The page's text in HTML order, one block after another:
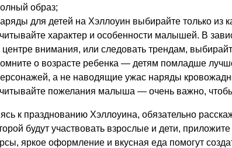
образ;
для детей на Хэллоуин выбирайте только из
характер и особенности малышей. В
центре внимания, или следовать трендам,
о возрасте ребенка — детям помладше
а не наводящие ужас наряды
пожелания малыша — очень важно,
к празднованию Хэллоуина, обязательно
будут участвовать взрослые и дети,
яркое оформление и вкусная еда помогут